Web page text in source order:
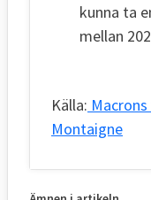
kunna ta
mellan
Källa:
Montaigne